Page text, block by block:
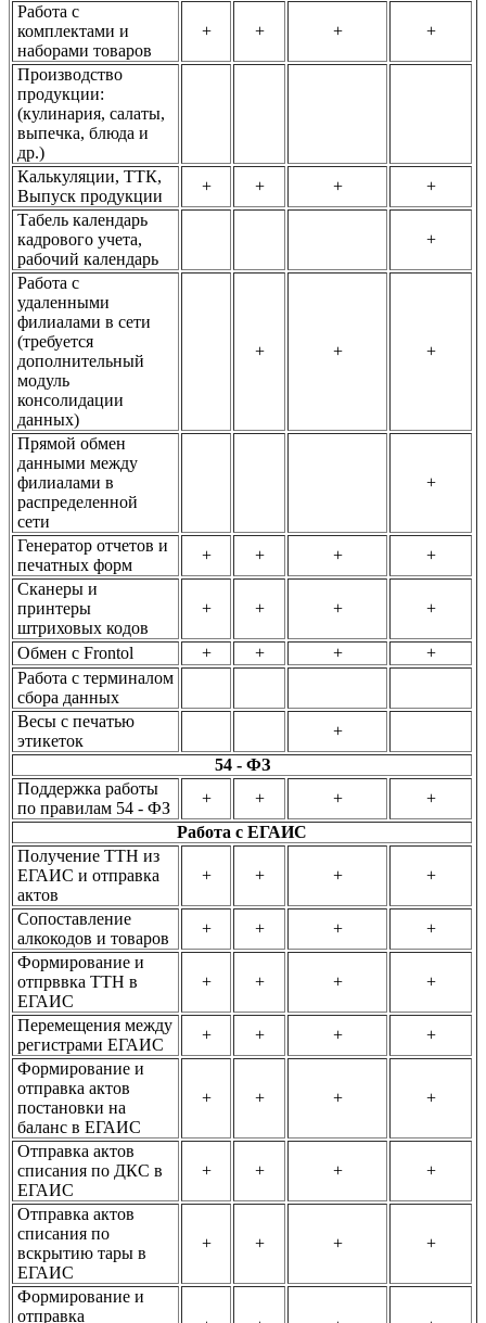
Работа с
комплектами и
наборами товаров
+ + + +
Производство
продукции:
(кулинария, салаты,
выпечка, блюда и
др.)
Калькуляции, ТТК,
Выпуск продукции
+ + +
+
Табель календарь
кадрового учета,
рабочий календарь
+
Работа с
удаленными
филиалами в сети
(требуется
дополнительный
модуль
консолидации
данных)
+ + +
Прямой обмен
данными между
филиалами в
распределенной
сети
+
Генератор отчетов и
печатных форм
+ + +
+
Сканеры и
принтеры
штриховых кодов
+ + + +
Обмен с Frontol + + +
+
Работа с терминалом
сбора данных
Весы с печатью
этикеток
+
54 - ФЗ
Поддержка работы
по правилам 54 - ФЗ
+ + +
+
Работа с ЕГАИС
Получение ТТН из
ЕГАИС и отправка
актов
+ + + +
Сопоставление
алкокодов и товаров
+ + +
+
Формирование и
отпрввка ТТН в
ЕГАИС
+ + + +
Перемещения между
регистрами ЕГАИС
+ + +
+
Формирование и
отправка актов
постановки на
баланс в ЕГАИС
+ + + +
Отправка актов
списания по ДКС в
ЕГАИС
+ + + +
Отправка актов
списания по
вскрытию тары в
ЕГАИС
+ + + +
Формирование и
отправка